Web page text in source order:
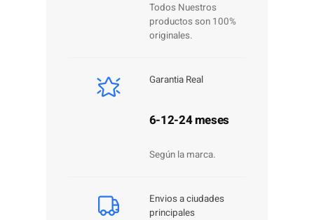
Todos Nuestros
productos son 100%
originales.
Garantia Real
6-12-24 meses
Según la marca.
Envios a ciudades
principales